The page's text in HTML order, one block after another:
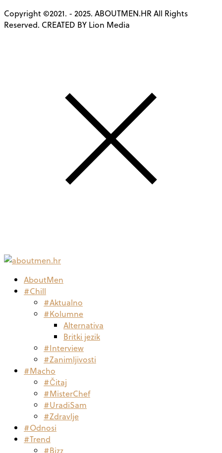
Copyright ©2021. - 2025. ABOUTMEN.HR All Rights
Reserved. CREATED BY Lion Media
AboutMen
#Chill
#Aktualno
#Kolumne
Alternativa
Britki jezik
#Interview
#Zanimljivosti
#Macho
#Čitaj
#MisterChef
#UradiSam
#Zdravlje
#Odnosi
#Trend
#Bizz